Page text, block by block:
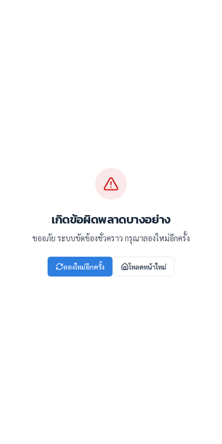
เกิดข้อผิดพลาดบางอย่าง
ขออภัย ระบบขัดข้องชั่วคราว กรุณาลองใหม่อีกครั้ง
ลองใหม่อีกครั้ง โหลดหน้าใหม่